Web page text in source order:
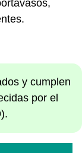
y cumplen
por el